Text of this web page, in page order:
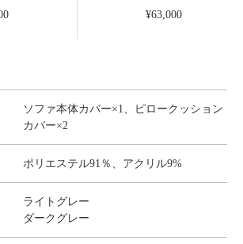
¥63,000
ソファ本体カバー×1、ピロークッション
カバー×2
ポリエステル91％、アクリル9%
ライトグレー
ダークグレー